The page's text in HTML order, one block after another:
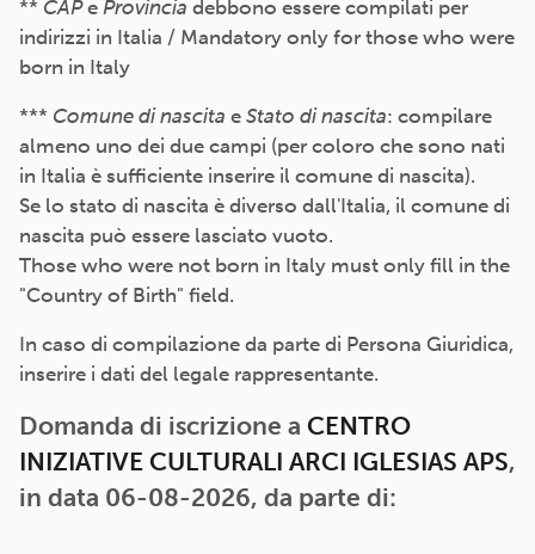
** CAPe Provincia debbono essere compilati per
indirizzi in Italia / Mandatory only for those who were
born in Italy
*** Comune di nascita e Stato di nascita: compilare
almeno uno dei due campi (per coloro che sono nati
in Italia è sufficiente inserire il comune di nascita).
Se lo stato di nascita è diverso dall'Italia, il comune di
nascita può essere lasciato vuoto.
Those who were not born in Italy must only fill in the
"Country of Birth" field.
In caso di compilazione da parte di Persona Giuridica,
inserire i dati del legale rappresentante.
Domanda di iscrizione a CENTRO
INIZIATIVE CULTURALI ARCI IGLESIAS APS,
in data 06-08-2026, da parte di: